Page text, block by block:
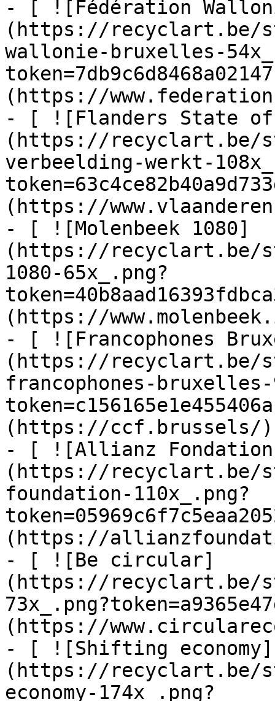
- [ ![Fédération
(https://recyclart.be/
wallonie-bruxelles-
(https://
- [ ![Flanders State
(https://recyclart.be/
verbeelding-werkt-
(https://
- [ ![Molenbeek 1080]
(https://recyclart.be/
1080-65x_.png?
(https://
- [ ![Francophones
(https://recyclart.be/
francophones-bruxelles-
(https://ccf.brussels/)
- [ ![Allianz
(https://recyclart.be/
foundation-110x_.png?
(https://
- [ ![Be circular]
(https://recyclart.be/
(https://
- [ ![Shifting economy]
(https://recyclart.be/
economy-174x_.png?